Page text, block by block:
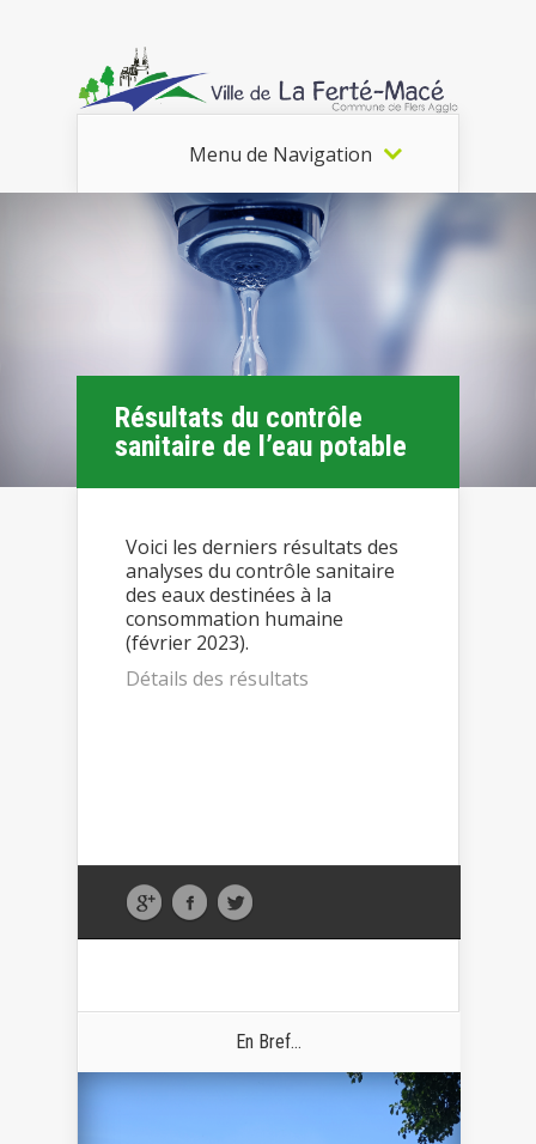
Menu de Navigation
Résultats du contrôle
sanitaire de l’eau potable
Voici les derniers résultats des
analyses du contrôle sanitaire
des eaux destinées à la
consommation humaine
(février 2023).
Détails des résultats
En Bref...